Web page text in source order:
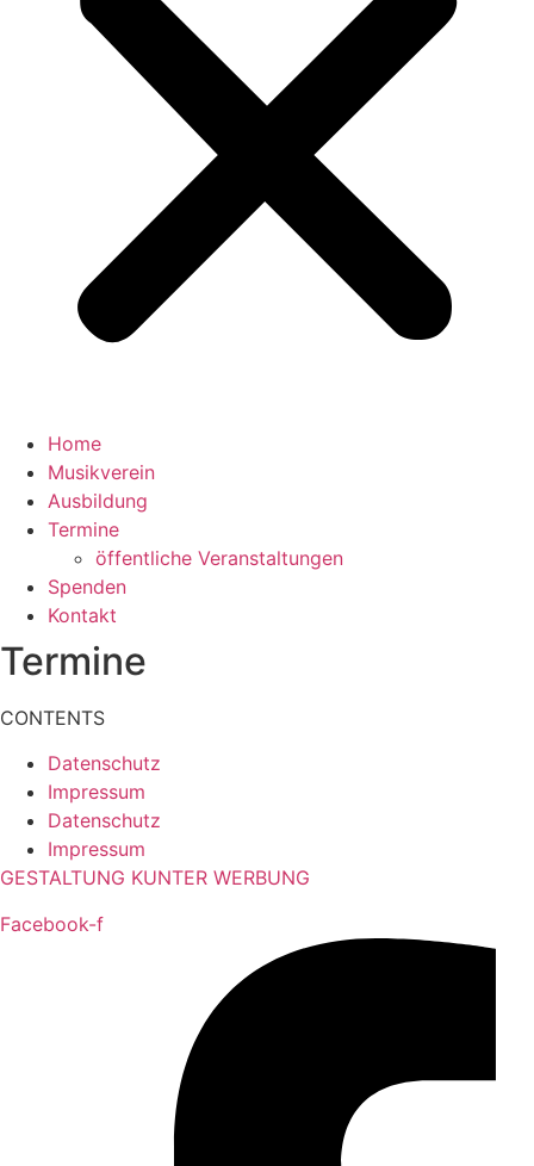
Home
Musikverein
Ausbildung
Termine
öffentliche Veranstaltungen
Spenden
Kontakt
Termine
CONTENTS
Datenschutz
Impressum
Datenschutz
Impressum
GESTALTUNG KUNTER WERBUNG
Facebook-f